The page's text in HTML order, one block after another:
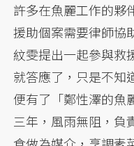
許多在魚麗工作的夥
援助個案需要律師協
紋雯提出一起參與救
就答應了，只是不知
便有了「鄭性澤的魚
三年，風雨無阻，負